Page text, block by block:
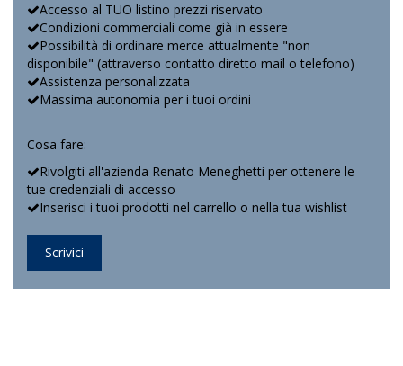
Accesso al TUO listino prezzi riservato
Condizioni commerciali come già in essere
Possibilità di ordinare merce attualmente "non
disponibile" (attraverso contatto diretto mail o telefono)
Assistenza personalizzata
Massima autonomia per i tuoi ordini
Cosa fare:
Rivolgiti all'azienda Renato Meneghetti per ottenere le
tue credenziali di accesso
Inserisci i tuoi prodotti nel carrello o nella tua wishlist
Scrivici